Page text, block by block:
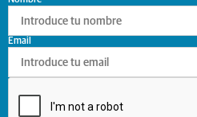
Email